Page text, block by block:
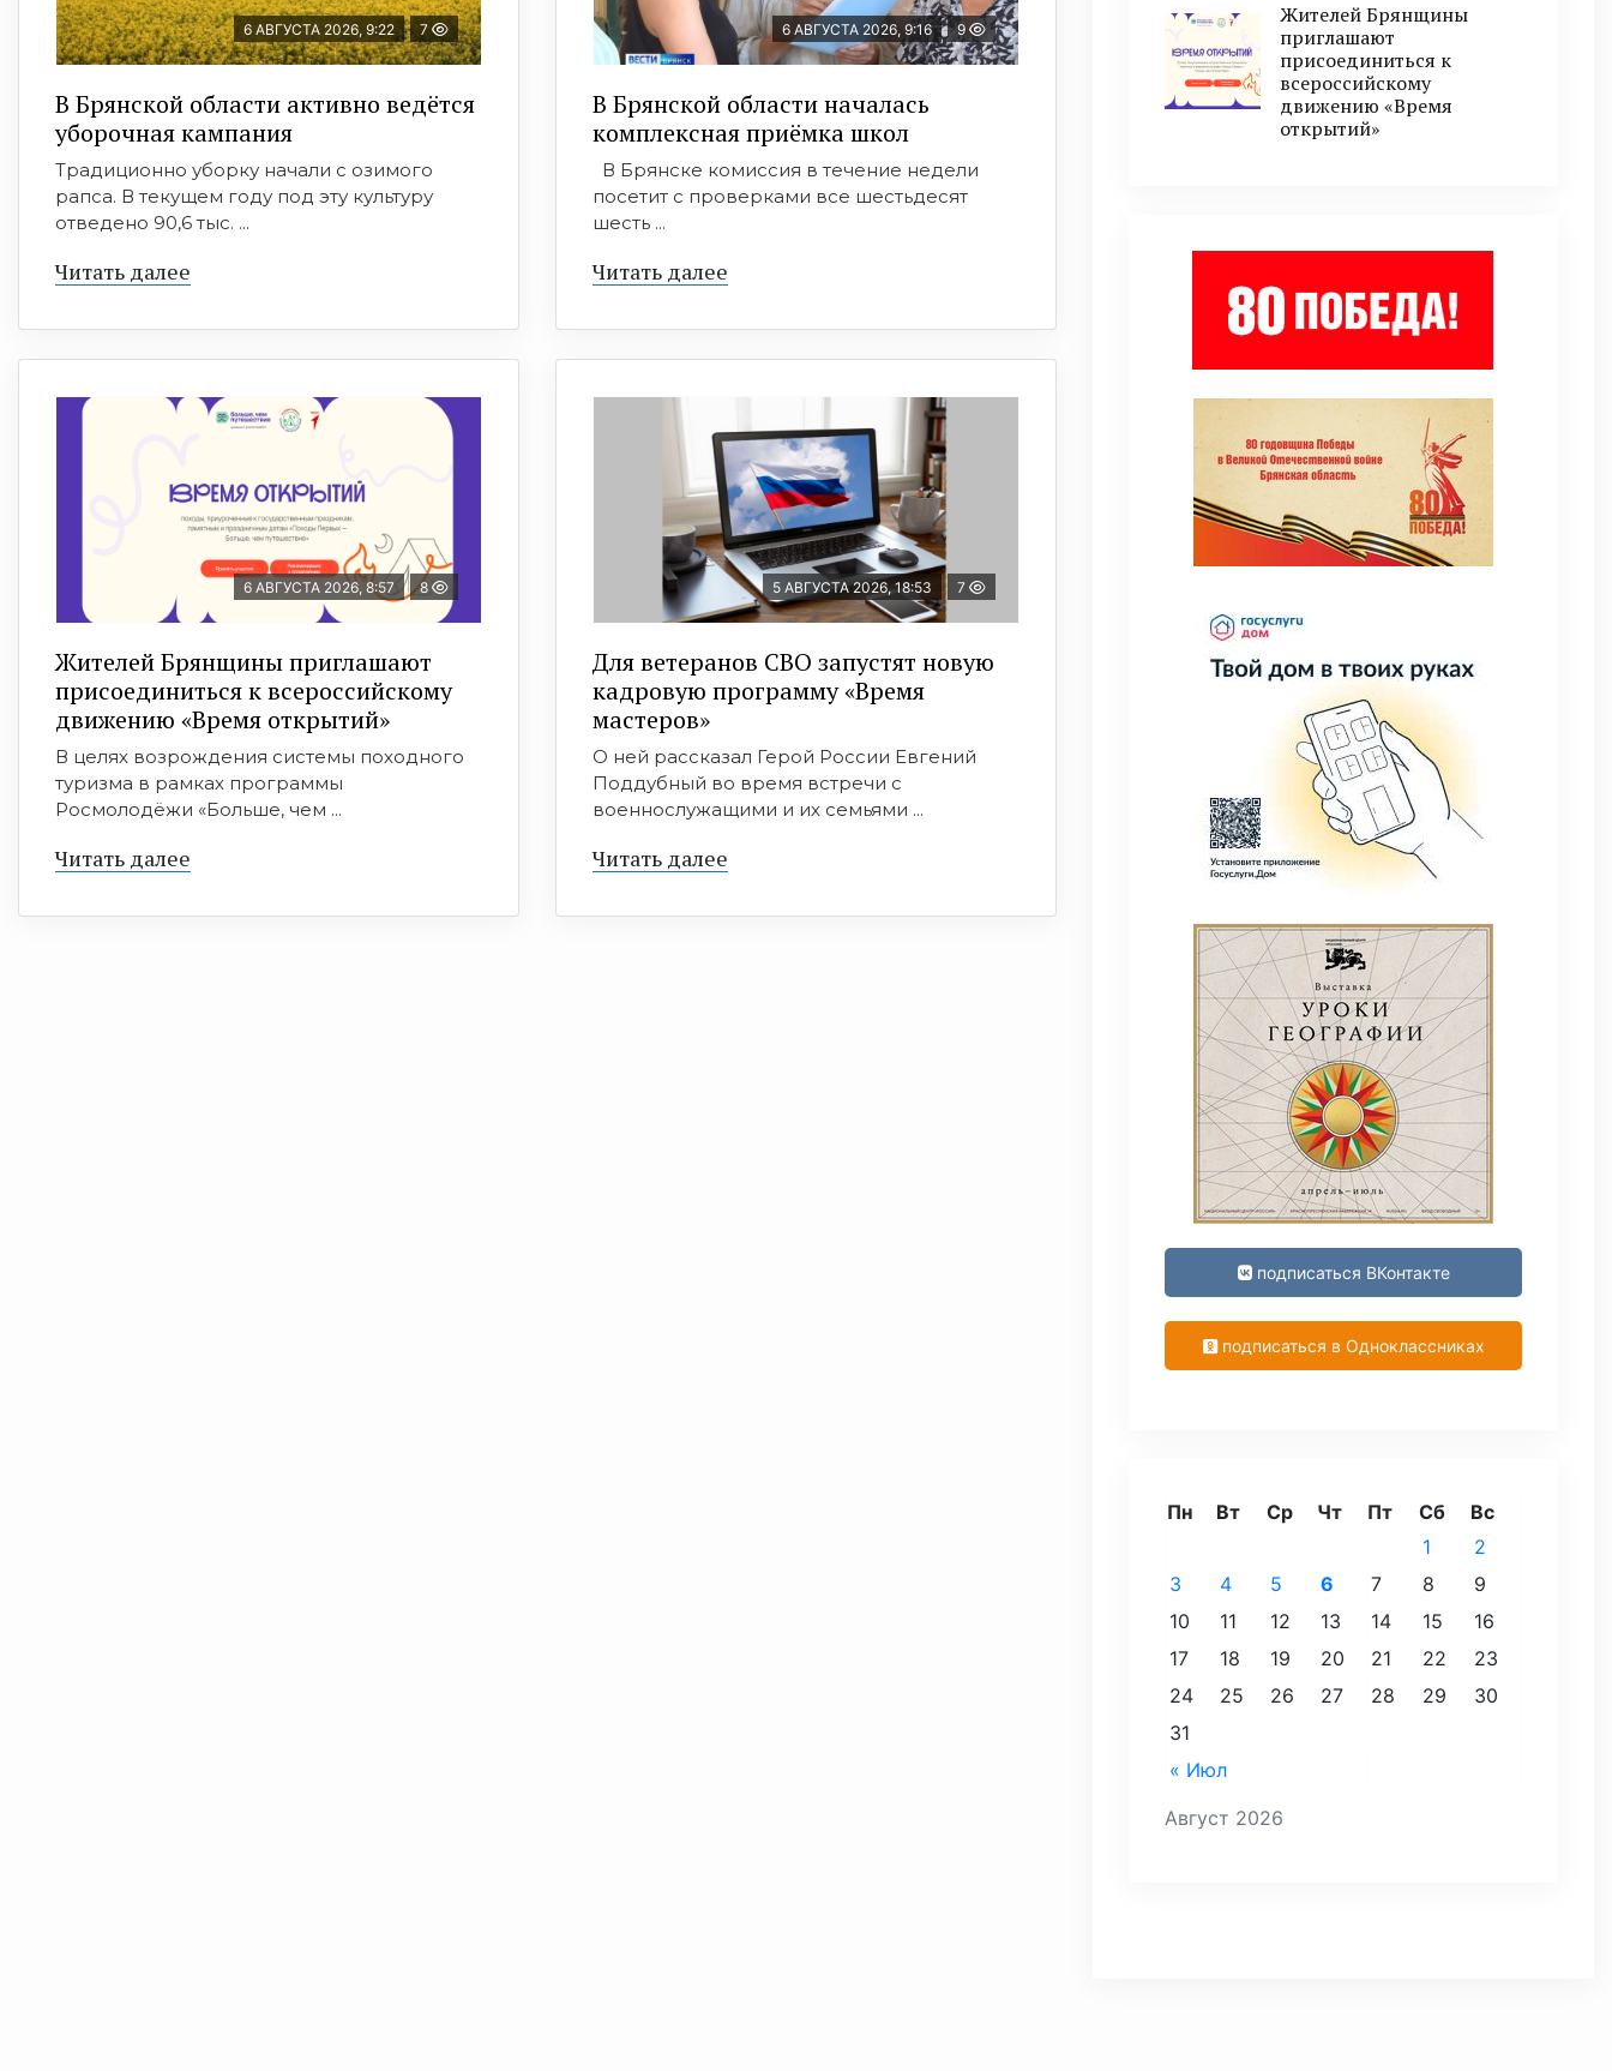
6 АВГУСТА 2026, 9:22 7
В Брянской области активно ведётся
уборочная кампания
Традиционно уборку начали с озимого
рапса. В текущем году под эту культуру
отведено 90,6 тыс. ...
Читать далее
6 АВГУСТА 2026, 9:16 9
В Брянской области началась
комплексная приёмка школ
В Брянске комиссия в течение недели
посетит с проверками все шестьдесят
шесть ...
Читать далее
6 АВГУСТА 2026, 8:57 8
Жителей Брянщины приглашают
присоединиться к всероссийскому
движению «Время открытий»
В целях возрождения системы походного
туризма в рамках программы
Росмолодёжи «Больше, чем ...
Читать далее
5 АВГУСТА 2026, 18:53 7
Для ветеранов СВО запустят новую
кадровую программу «Время
мастеров»
О ней рассказал Герой России Евгений
Поддубный во время встречи с
военнослужащими и их семьями ...
Читать далее
Жителей Брянщины
приглашают
присоединиться к
всероссийскому
движению «Время
открытий»
подписаться ВКонтакте
подписаться в Одноклассниках
Август 2026
Пн Вт Ср Чт Пт Сб Вс
« Июл
1
2
3
4 5 6 7 8
9
10
11 12 13 14 15
16
17
18 19 20 21 22
23
24
25 26 27 28 29
30
31